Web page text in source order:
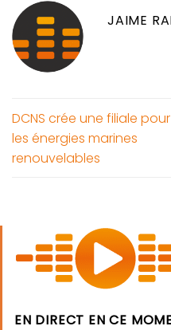
JAIME
DCNS crée une filiale pour
les énergies marines
renouvelables
EN DIRECT EN CE